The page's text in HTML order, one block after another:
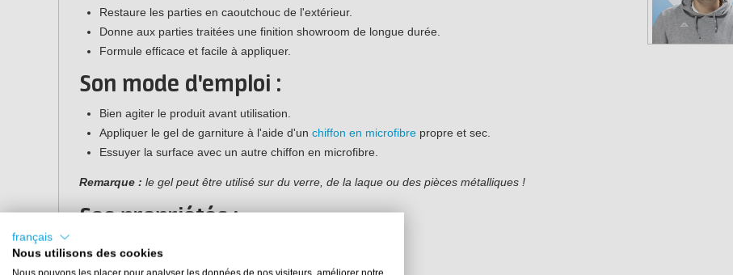
Restaure les parties en caoutchouc de l'extérieur.
Donne aux parties traitées une finition showroom de longue durée.
Formule efficace et facile à appliquer.
Son mode d'emploi :
Bien agiter le produit avant utilisation.
Appliquer le gel de garniture à l'aide d'un chiffon en microfibre propre et sec.
Essuyer la surface avec un autre chiffon en microfibre.
Remarque : le gel peut être utilisé sur du verre, de la laque ou des pièces métalliques !
Ses propriétés :
Contenu :
500 ml
français
Nous utilisons des cookies